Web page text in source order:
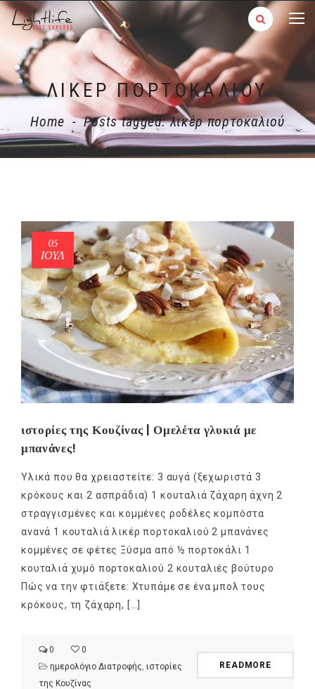
ΛΙΚΈΡ ΠΟΡΤΟΚΑΛΙΟΎ
Home - Posts tagged: λικέρ πορτοκαλιού
05
ΙΟΎΛ
ιστορίες της Κουζίνας | Ομελέτα γλυκιά με
μπανάνες!
Υλικά που θα χρειαστείτε: 3 αυγά (ξεχωριστά 3
κρόκους και 2 ασπράδια) 1 κουταλιά ζάχαρη άχνη 2
στραγγισμένες και κομμένες ροδέλες κομπόστα
ανανά 1 κουταλιά λικέρ πορτοκαλιού 2 μπανάνες
κομμένες σε φέτες Ξύσμα από ½ πορτοκάλι 1
κουταλιά χυμό πορτοκαλιού 2 κουταλιές βούτυρο
Πώς να την φτιάξετε: Χτυπάμε σε ένα μπολ τους
κρόκους, τη ζάχαρη, […]
0
0
ημερολόγιο Διατροφής ιστορίες
της Κουζίνας
READMORE